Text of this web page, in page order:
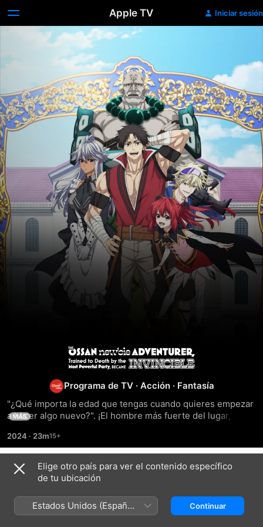
Apple TV Iniciar sesión
The
Ossan
Newbie
Adventurer,
Trained
to
Programa de TV · Acción · Fantasía
"¿Qué importa la edad que tengas cuando quieres empezar
a hacer algo nuevo?". ¡El hombre más fuerte del lugar,
Todo el mundo piensa que los sueños deben perseguirse
cuando eres joven, pero aquí hay un hombre incapaz de
rendirse. En un mundo en el que la mayoría de personas
que deciden ser aventureros comienzan siendo
MÁS
2024 · 23m
Temporada 1
Elige otro país para ver el contenido específico
de tu ubicación
Estados Unidos (Español
México)
Continuar